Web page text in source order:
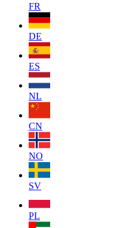
FR
DE
ES
NL
CN
NO
SV
PL